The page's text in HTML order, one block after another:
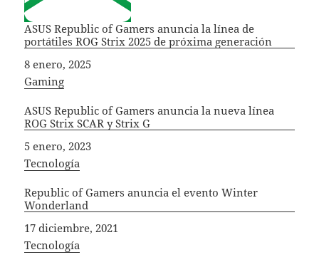
ASUS Republic of Gamers anuncia la línea de
portátiles ROG Strix 2025 de próxima generación
Fecha
8 enero, 2025
In relation to
Gaming
ASUS Republic of Gamers anuncia la nueva línea
ROG Strix SCAR y Strix G
Fecha
5 enero, 2023
In relation to
Tecnología
Republic of Gamers anuncia el evento Winter
Wonderland
Fecha
17 diciembre, 2021
In relation to
Tecnología